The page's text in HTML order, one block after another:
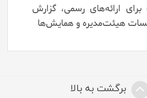
ارائه‌های رسمی، گزارش
هیئت‌مدیره و همایش‌ها
برگشت به بالا